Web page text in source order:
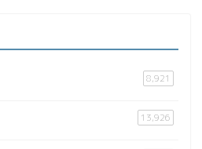
8,921
13,926